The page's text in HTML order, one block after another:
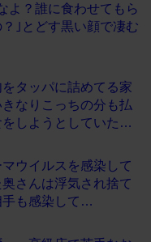
よ？誰に食わせてもら
｣とどす黒い顔で凄む
タッパに詰めてる家
なりこっちの分も払
をしようとしていた…
ウイルスを感染して
さんは浮気され捨て
手も感染して…